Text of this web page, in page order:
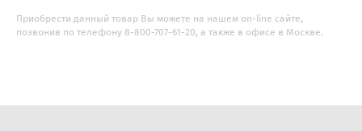
Приобрести данный товар Вы можете на нашем on-line сайте,
позвонив по телефону 8-800-707-61-20, а также в офисе в Москве.